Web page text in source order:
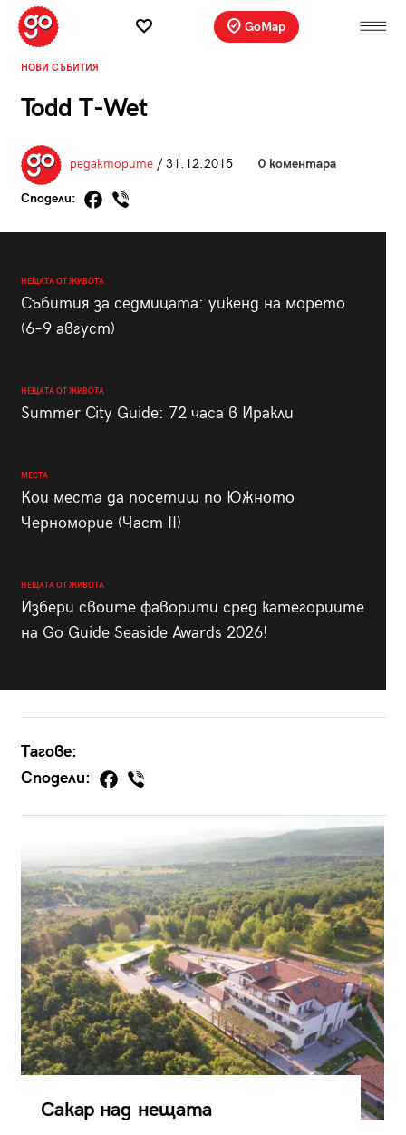
GoMap
НОВИ СЪБИТИЯ
Todd T-Wet
редакторите/ 31.12.2015 0 коментара
Сподели:
НЕЩАТА ОТ ЖИВОТА
Събития за седмицата: уикенд на морето
(6–9 август)
НЕЩАТА ОТ ЖИВОТА
Summer City Guide: 72 часа в Иракли
МЕСТА
Кои места да посетиш по Южното
Черноморие (Част II)
НЕЩАТА ОТ ЖИВОТА
Избери своите фаворити сред категориите
на Go Guide Seaside Awards 2026!
Тагове:
Сподели:
Сакар над нещата